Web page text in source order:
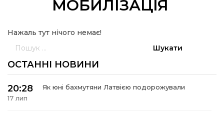
евакуації
новини
МОБИЛІЗАЦІЯ
Нажаль тут нічого немає!
ОСТАННІ НОВИНИ
20:28
17 лип
Як юні бахмутяни Латвією подорожували